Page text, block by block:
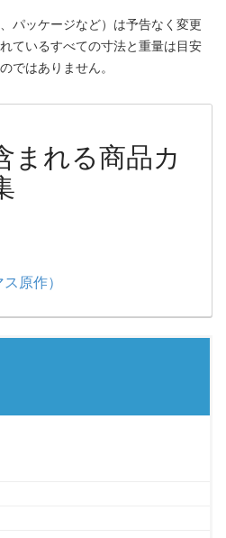
パッケージなど）は予告なく変更
ているすべての寸法と重量は目安
ではありません。
まれる商品カ
原作）